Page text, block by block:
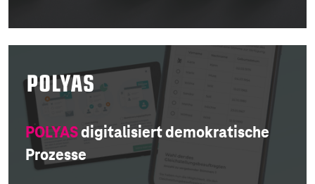
POLYASdigitalisiert demokratische
Prozesse